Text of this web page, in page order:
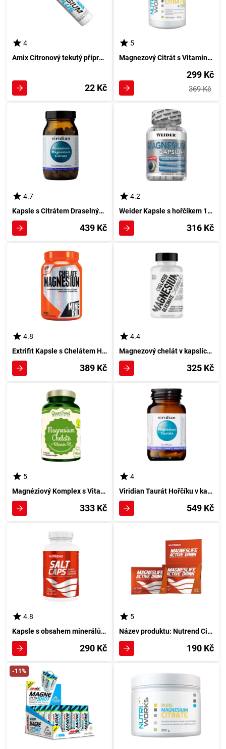
4
Amix Citronový tekutý přípravek s hořčíkem 25ml
22 Kč
5
Magnezový Citrát s Vitaminem B6 od NutriWorks v tobolkách po 120 kusech
299 Kč
369 Kč
4.7
Kapsle s Citrátem Draselným a Hořečnatým od Viridianu 90 kusů
439 Kč
4.2
Weider Kapsle s hořčíkem 120 tobolkami
316 Kč
4.8
Extrifit Kapsle s Chelátem Hořčíku 120 ks
389 Kč
4.4
Magnezový chelát v kapslích 100 kusů pro Velikost a Symetrii
325 Kč
5
Magnéziový Komplex s Vitamínem B6 v Kapslích 90 kusů
333 Kč
4
Viridian Taurát Hořčíku v kapslích 90 - Kvalitní minerální doplněk stravy
549 Kč
4.8
Kapsle s obsahem minerálů 120 ks - Nutrend Sůl
290 Kč
5
Název produktu: Nutrend Citronový Nápoj s Aktivním Magnéziem 150 g
190 Kč
-11%